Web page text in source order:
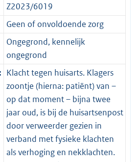
Z2023/6019
Geen of onvoldoende zorg
Ongegrond, kennelijk
ongegrond
Klacht tegen huisarts. Klagers
zoontje (hierna: patiënt) van –
op dat moment – bijna twee
jaar oud, is bij de huisartsenpost
door verweerder gezien in
verband met fysieke klachten
als verhoging en nekklachten.